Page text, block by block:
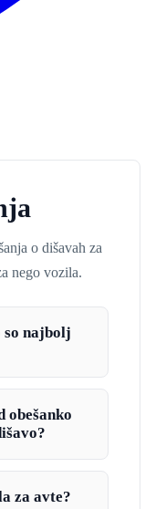
o dišavah za
nego vozila.
so najbolj
obešanko
za avte?